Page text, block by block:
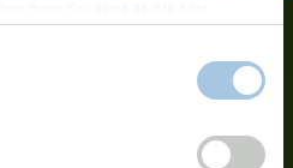
Sie haben das Rechts, Ihre Einwilligung
Informationen zur Verarbeitung
Unser Impressum finden Sie